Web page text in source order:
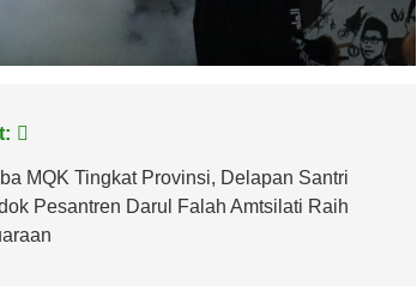
MQK Tingkat Provinsi, Delapan Santri
Pesantren Darul Falah Amtsilati Raih